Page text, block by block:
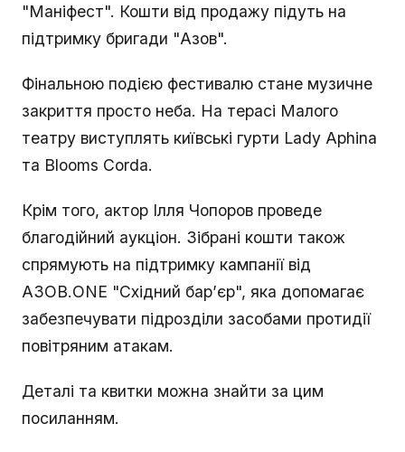
"Маніфест". Кошти від продажу підуть на
підтримку бригади "Азов".
Фінальною подією фестивалю стане музичне
закриття просто неба. На терасі Малого
театру виступлять київські гурти Lady Aphina
та Blooms Corda.
Крім того, актор Ілля Чопоров проведе
благодійний аукціон. Зібрані кошти також
спрямують на підтримку кампанії від
АЗОВ.ONE "Східний бар’єр", яка допомагає
забезпечувати підрозділи засобами протидії
повітряним атакам.
Деталі та квитки можна знайти за цим
посиланням.